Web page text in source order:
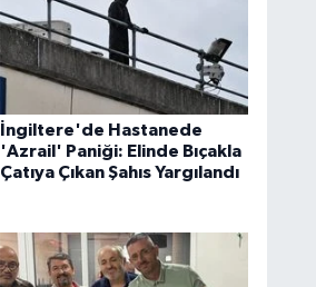
İngiltere'de Hastanede
'Azrail' Paniği: Elinde Bıçakla
Çatıya Çıkan Şahıs Yargılandı